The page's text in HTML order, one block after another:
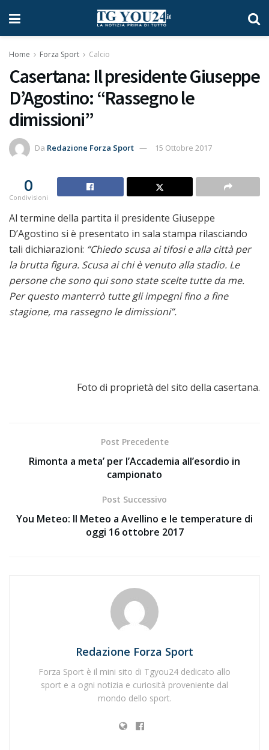
Home Forza Sport Calcio
Casertana: Il presidente Giuseppe
D’Agostino: “Rassegno le
dimissioni”
Da Redazione Forza Sport 15 Ottobre 2017
0
Condivisioni
Al termine della partita il presidente Giuseppe
D’Agostino si è presentato in sala stampa rilasciando
tali dichiarazioni: “Chiedo scusa ai tifosi e alla città per
la brutta figura. Scusa ai chi è venuto alla stadio. Le
persone che sono qui sono state scelte tutte da me.
Per questo manterrò tutte gli impegni fino a fine
stagione, ma rassegno le dimissioni”.
Foto di proprietà del sito della casertana.
Post Precedente
Rimonta a meta’ per l’Accademia all’esordio in
campionato
Post Successivo
You Meteo: Il Meteo a Avellino e le temperature di
oggi 16 ottobre 2017
Redazione Forza Sport
Forza Sport è il mini sito di Tgyou24 dedicato allo
sport e a ogni notizia e curiosità proveniente dal
mondo dello sport.